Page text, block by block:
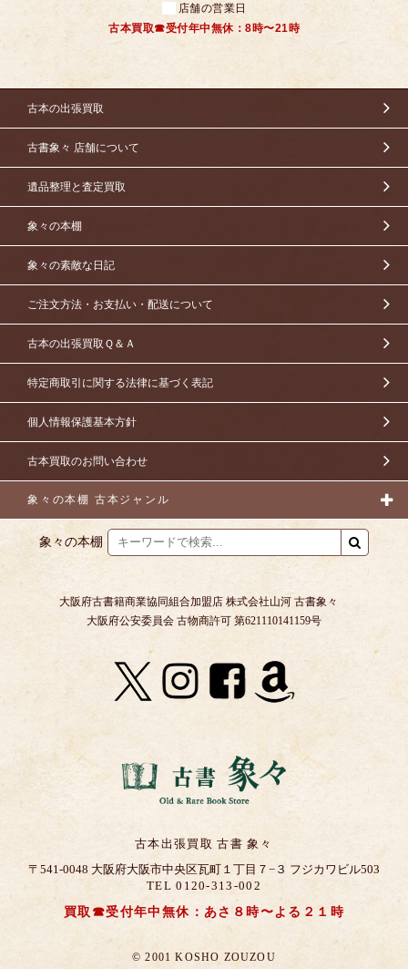
店舗の営業日
古本買取☎受付年中無休：8時〜21時
古本の出張買取
古書象々 店舗について
遺品整理と査定買取
象々の本棚
象々の素敵な日記
ご注文方法・お支払い・配送について
古本の出張買取Ｑ＆Ａ
特定商取引に関する法律に基づく表記
個人情報保護基本方針
古本買取のお問い合わせ
象々の本棚 古本ジャンル
象々の本棚
大阪府古書籍商業協同組合加盟店 株式会社山河 古書象々
大阪府公安委員会 古物商許可 第621110141159号
古本出張買取 古書 象々
〒541-0048 大阪府大阪市中央区瓦町１丁目７−３ フジカワビル503
TEL 0120-313-002
買取☎受付年中無休：あさ８時〜よる２１時
© 2001 KOSHO ZOUZOU